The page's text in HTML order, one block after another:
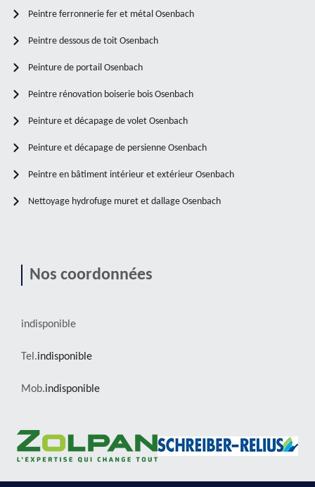
Peintre ferronnerie fer et métal Osenbach
Peintre dessous de toit Osenbach
Peinture de portail Osenbach
Peintre rénovation boiserie bois Osenbach
Peinture et décapage de volet Osenbach
Peinture et décapage de persienne Osenbach
Peintre en bâtiment intérieur et extérieur Osenbach
Nettoyage hydrofuge muret et dallage Osenbach
Nos coordonnées
indisponible
Tel.indisponible
Mob.indisponible